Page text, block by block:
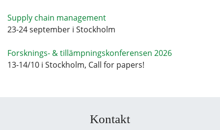
Supply chain management
23-24 september i Stockholm
Forsknings- & tillämpningskonferensen 2026
13-14/10 i Stockholm, Call for papers!
Kontakt